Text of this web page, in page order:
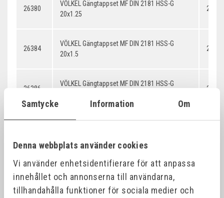
Samtycke Information Om
Denna webbplats använder cookies
Vi använder enhetsidentifierare för att anpassa
innehållet och annonserna till användarna,
tillhandahålla funktioner för sociala medier och
26380
VÖLKEL Gängtappset MF DIN 2181 HSS-G
20x1.25
26384
VÖLKEL Gängtappset MF DIN 2181 HSS-G
20x1.5
26386
VÖLKEL Gängtappset MF DIN 2181 HSS-G
26388
VÖLKEL Gängtappset MF DIN 2181 HSS-G
21x1.5